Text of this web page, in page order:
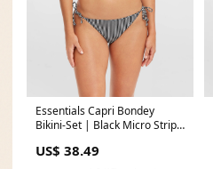
Essentials Capri Bondey
Bikini-Set | Black Micro Stripe
US$ 38.49